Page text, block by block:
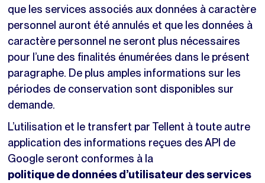
que les services associés aux données à caractère
personnel auront été annulés et que les données à
caractère personnel ne seront plus nécessaires
pour l’une des finalités énumérées dans le présent
paragraphe. De plus amples informations sur les
périodes de conservation sont disponibles sur
demande.
L’utilisation et le transfert par Tellent à toute autre
application des informations reçues des API de
Google seront conformes à la
politique de données d’utilisateur des services